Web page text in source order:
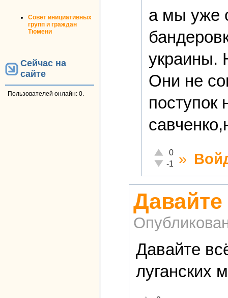
Совет инициативных
групп и граждан
Тюмени
Сейчас на
сайте
Пользователей онлайн: 0.
а мы уже
украины.
Они не
поступок
Отлично!
0
Неадекватно!
-1 »
Давайте
Давайте
луганских